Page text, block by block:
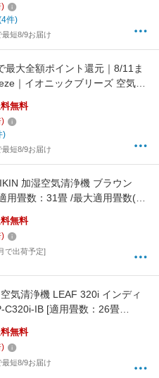
】
)
件)
短8/9お届け
最大全額ポイント還元｜8/11ま
｜イオニックブリーズ 空気清
イオニックブリー
59109 [適用畳数：40畳 /PM2.5
】
無料
)
)
短8/9お届け
加湿空気清浄機 ブラウン
用畳数：31畳 /最大適用畳数(加
対応]
無料
)
で出荷予定]
気清浄機 LEAF 320i インディ
C320i-IB [適用畳数：26畳
】
無料
)
短8/9お届け